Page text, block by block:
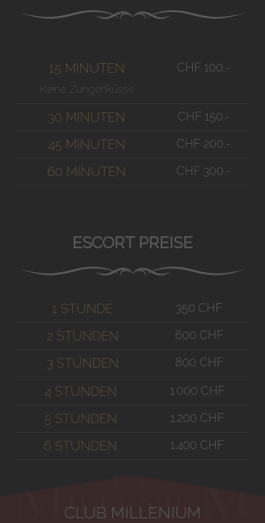
15 MINUTEN
Keine Zungenküsse
CHF 100.-
30 MINUTEN CHF 150.-
45 MINUTEN CHF 200.-
60 MINUTEN CHF 300.-
ESCORT PREISE
1 STUNDE 350 CHF
2 STUNDEN 600 CHF
3 STUNDEN 800 CHF
4 STUNDEN 1.000 CHF
5 STUNDEN 1.200 CHF
6 STUNDEN 1.400 CHF
CLUB MILLENIUM